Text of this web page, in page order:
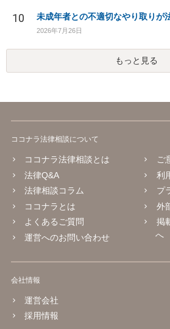
10 未成年者との不適切なやり取りが
2026年7月26日
もっと見る
ココナラ法律相談について
ココナラ法律相談とは
法律Q&A
法律相談コラム
ココナラとは
よくあるご質問
運営へのお問い合わせ
ご
利
プ
外
掲
へ
会社情報
運営会社
採用情報